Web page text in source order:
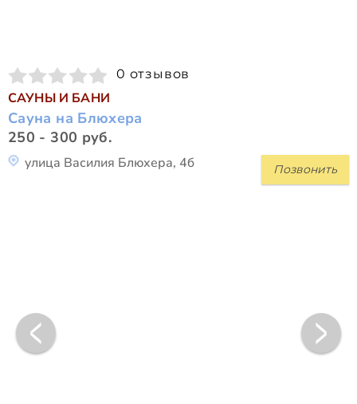
0 отзывов
САУНЫ И БАНИ
Сауна на Блюхера
250 - 300 руб.
Позвонить
улица Василия Блюхера, 4б